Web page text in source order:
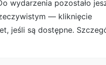
wydarzenia pozostało
— kliknięcie
jeśli są dostępne.